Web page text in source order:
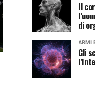
Il
di
ARMI
Gli